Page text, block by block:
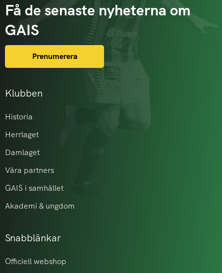
Klubben
Historia
Herrlaget
Damlaget
Våra partners
GAIS i samhället
Akademi & ungdom
Snabblänkar
Officiell webshop
Få de senaste nyheterna om
GAIS
Prenumerera